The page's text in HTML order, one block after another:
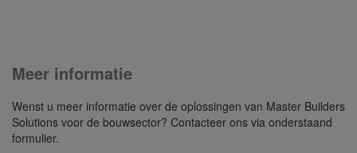
Meer informatie
Wenst u meer informatie over de oplossingen van Master Builders
Solutions voor de bouwsector? Contacteer ons via onderstaand
formulier.